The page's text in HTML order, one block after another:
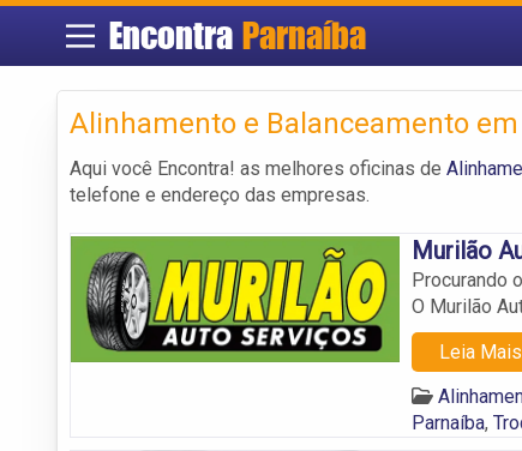
Encontra Parnaíba
Alinhamento e Balanceamento
Aqui você Encontra! as melhores oficinas de
telefone e endereço das empresas.
Murilão
Procurando
O Murilão
Leia Mais
Parnaíba,